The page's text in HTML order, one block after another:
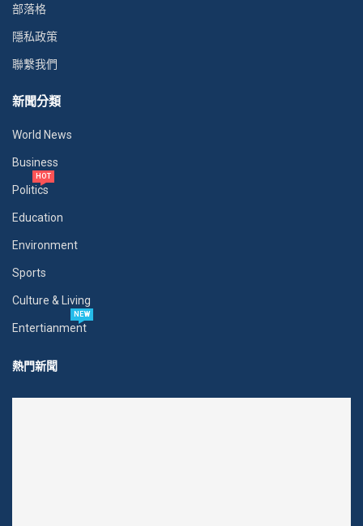
部落格
隱私政策
聯繫我們
新聞分類
World News
Business
Politics
HOT
Education
Environment
Sports
Culture & Living
Entertianment
NEW
熱門新聞